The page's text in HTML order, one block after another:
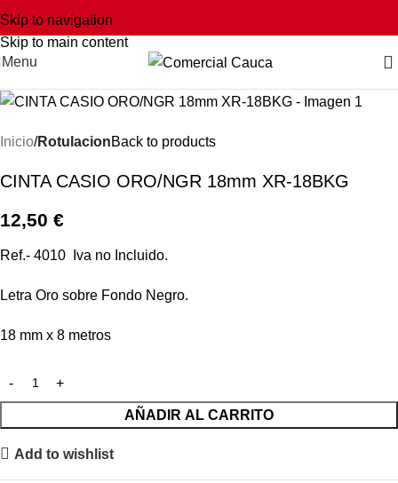
Skip to navigation
Skip to main content
Menu
Inicio RotulacionBack to products
CINTA CASIO ORO/NGR 18mm XR-18BKG
12,50 €
Ref.- 4010 Iva no Incluido.
Letra Oro sobre Fondo Negro.
18 mm x 8 metros
AÑADIR AL CARRITO
Add to wishlist